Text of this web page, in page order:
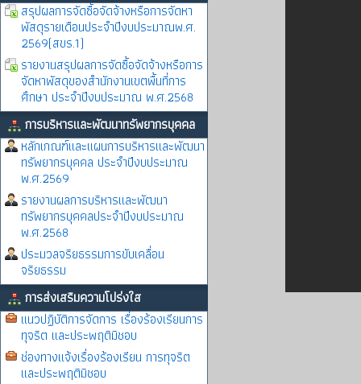
สรุปผลการจัดซื้อจัดจ้างหรือการจัดหา
พัสดุรายเดือนประจำปีงบประมาณพ.ศ.
2569(สขร.1)
รายงานสรุปผลการจัดซื้อจัดจ้างหรือการ
จัดหาพัสดุของสำนักงานเขตพื้นที่การ
ศึกษา ประจำปีงบประมาณ พ.ศ.2568
การบริหารและพัฒนาทรัพยากรบุคคล
หลักเกณฑ์และแผนการบริหารและพัฒนา
ทรัพยากรบุคคล ประจำปีงบประมาณ
พ.ศ.2569
รายงานผลการบริหารและพัฒนา
ทรัพยากรบุคคลประจำปีงบประมาณ
พ.ศ.2568
ประมวลจริยธรรมการขับเคลื่อน
จริยธรรม
การส่งเสริมความโปร่งใส
แนวปฏิบัติการจัดการ เรื่องร้องเรียนการ
ทุจริต และประพฤติมิชอบ
ช่องทางแจ้งเรื่องร้องเรียน การทุจริต
และประพฤติมิชอบ